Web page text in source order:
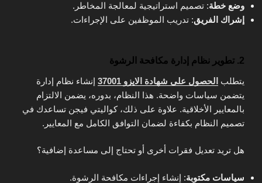
وضع خطة: تصميم استراتيجية لمعالجة المخاطر.
إشراك الفريق: تدريب الموظفين على الإجراءات.
2. تطوير نظام إدارة مكافحة الرشوة
يتطلب الحصول على شهادة الايزو 37001
إنشاء نظام إدارة
يتضمن سياسات واضحة. هذا النظام، بدوره، يضمن الالتزام
بالمعايير الأخلاقية. علاوة على ذلك، كواليتي فيجن تساعدك في
تصميم النظام بكفاءة لضمان التوافق الكامل مع المعايير.
هل تريد تعديل فقرات أخرى أو تحتاج إلى مساعدة إضافية؟
سياسات مكتوبة: إنشاء إجراءات مكافحة الرشوة.